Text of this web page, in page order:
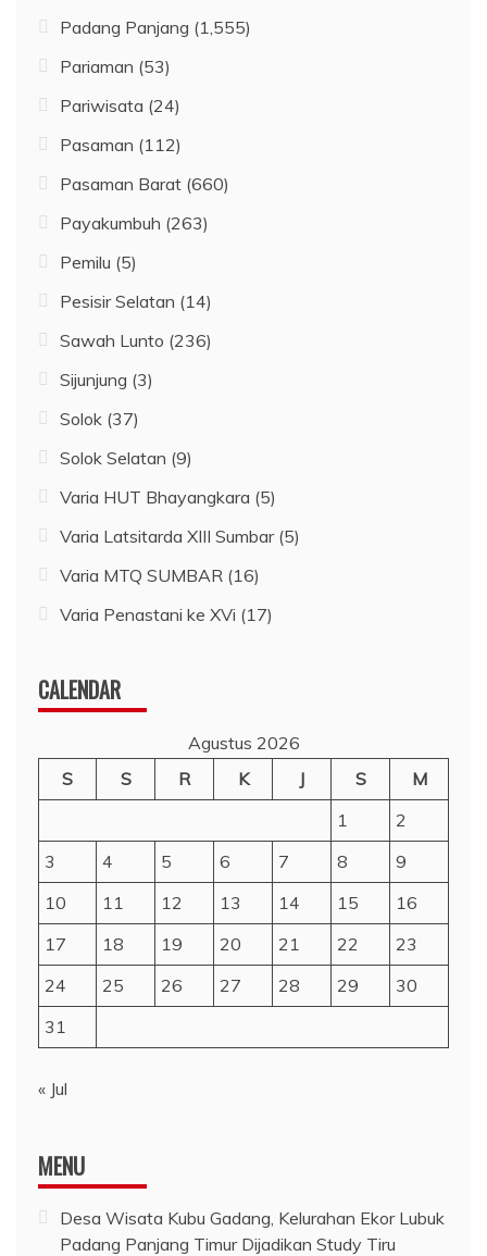
Padang Panjang (1,555)
Pariaman (53)
Pariwisata (24)
Pasaman (112)
Pasaman Barat (660)
Payakumbuh (263)
Pemilu (5)
Pesisir Selatan (14)
Sawah Lunto (236)
Sijunjung (3)
Solok (37)
Solok Selatan (9)
Varia HUT Bhayangkara (5)
Varia Latsitarda XIII Sumbar(5)
Varia MTQ SUMBAR (16)
Varia Penastani ke XVi (17)
CALENDAR
Agustus 2026
S
S R K J S
M
1
2
3
4 5 6 7 8
9
10
11 12 13 14 15
16
17
18 19 20 21 22
23
24
25 26 27 28 29
30
31
« Jul
MENU
Desa Wisata Kubu Gadang, Kelurahan Ekor Lubuk
Padang Panjang Timur Dijadikan Study Tiru